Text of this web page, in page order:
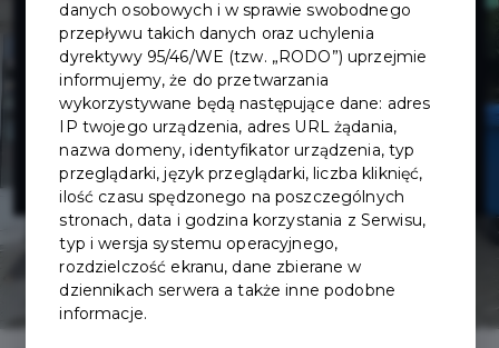
SERWIS
LAPTOPÓW I
KOMPUTERÓW
danych osobowych i w sprawie swobodnego
przepływu takich danych oraz uchylenia
dyrektywy 95/46/WE (tzw. „RODO”) uprzejmie
informujemy, że do przetwarzania
wykorzystywane będą następujące dane: adres
IP twojego urządzenia, adres URL żądania,
nazwa domeny, identyfikator urządzenia, typ
przeglądarki, język przeglądarki, liczba kliknięć,
ilość czasu spędzonego na poszczególnych
stronach, data i godzina korzystania z Serwisu,
typ i wersja systemu operacyjnego,
rozdzielczość ekranu, dane zbierane w
dziennikach serwera a także inne podobne
informacje.